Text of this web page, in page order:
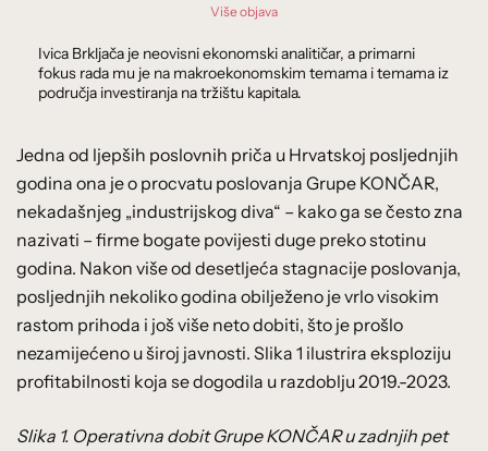
Više objava
Ivica Brkljača je neovisni ekonomski analitičar, a primarni
fokus rada mu je na makroekonomskim temama i temama iz
područja investiranja na tržištu kapitala.
Jedna od ljepših poslovnih priča u Hrvatskoj posljednjih
godina ona je o procvatu poslovanja Grupe KONČAR,
nekadašnjeg „industrijskog diva“ – kako ga se često zna
nazivati – firme bogate povijesti duge preko stotinu
godina. Nakon više od desetljeća stagnacije poslovanja,
posljednjih nekoliko godina obilježeno je vrlo visokim
rastom prihoda i još više neto dobiti, što je prošlo
nezamijećeno u široj javnosti. Slika 1 ilustrira eksploziju
profitabilnosti koja se dogodila u razdoblju 2019.-2023.
Slika 1. Operativna dobit Grupe KONČAR u zadnjih pet